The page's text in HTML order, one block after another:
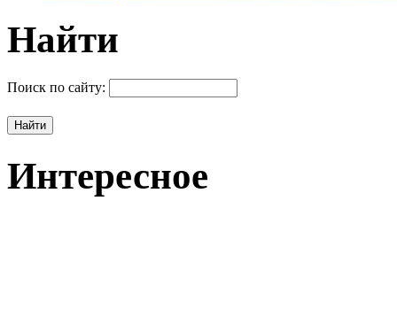
Найти
Поиск по сайту:
Интересное